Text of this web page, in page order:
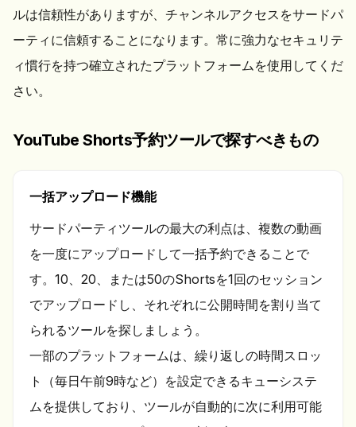
ルは信頼性がありますが、チャンネルアクセスをサードパ
ーティに信頼することになります。常に強力なセキュリテ
ィ慣行を持つ確立されたプラットフォームを使用してくだ
さい。
YouTube Shorts予約ツールで探すべきもの
一括アップロード機能
サードパーティツールの最大の利点は、複数の動画
を一度にアップロードして一括予約できることで
す。10、20、または50のShortsを1回のセッション
でアップロードし、それぞれに公開時間を割り当て
られるツールを探しましょう。
一部のプラットフォームは、繰り返しの時間スロッ
ト（毎日午前9時など）を設定できるキューシステ
ムを提供しており、ツールが自動的に次に利用可能